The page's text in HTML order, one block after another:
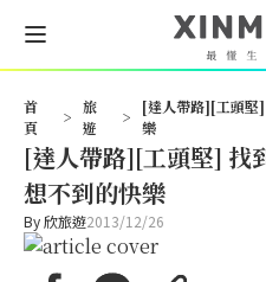
首
頁
>
旅
遊
>
[達人帶路][工頭堅]
樂
[達人帶路][工頭堅] 找
想不到的快樂
By欣旅遊2013/12/26